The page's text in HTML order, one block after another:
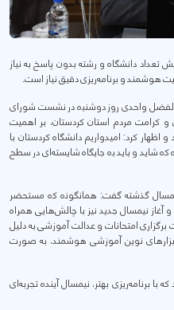
دانشگاه و رشته بدون پاسخ به نیاز
هوشمند و برنامه‌ریزی دقیق نیاز است.
واحدی روز دوشنبە در نشست شورای
و کرامت مردم استان کردستان، بر اهمیت
کرد: امیدواریم دانشگاه کردستان با
کە شاید و باید بە جایگاه شایسته‌ای در سطح
گذشته گفت: همانگونە کە مستحضر
و آغاز نیمسال جدید نیز با چالش‌هایی همراه
امتحانات و عدالت آموزشی به دلیل
نوین آموزشی هوشمند، به صورت
برنامه‌ریزی بهتر، نیمسال آینده تجربه‌ای